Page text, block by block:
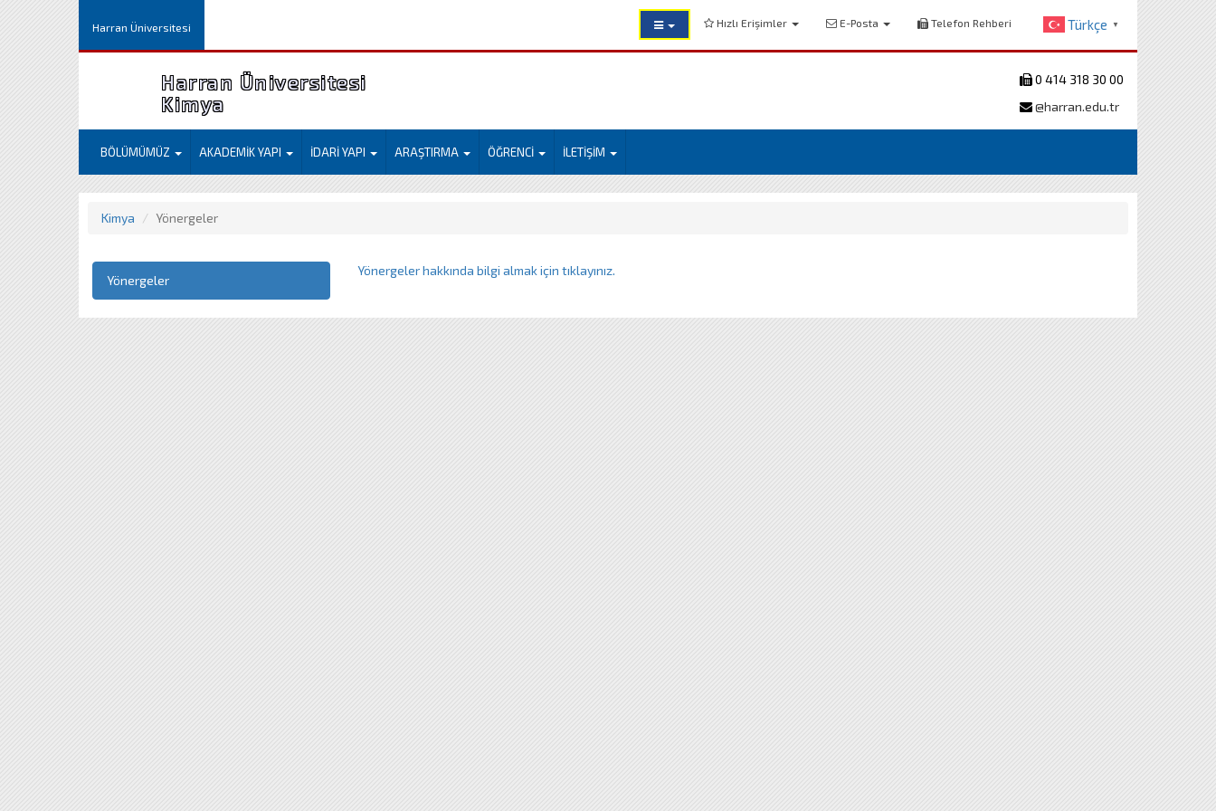
Harran Üniversitesi Hızlı Erişimler E-Posta Telefon Rehberi Türkçe ▼
Harran Üniversitesi
Kimya
0 414 318 30 00
@harran.edu.tr
BÖLÜMÜMÜZ AKADEMİK YAPI İDARİ YAPI ARAŞTIRMA ÖĞRENCİ İLETİŞİM
Kimya Yönergeler
Yönergeler
Yönergeler hakkında bilgi almak için tıklayınız.